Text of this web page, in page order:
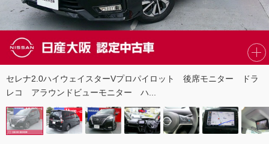
セレナ2.0ハイウェイスターVプロパイロット 後席モニター ドラ
レコ アラウンドビューモニター ハ...